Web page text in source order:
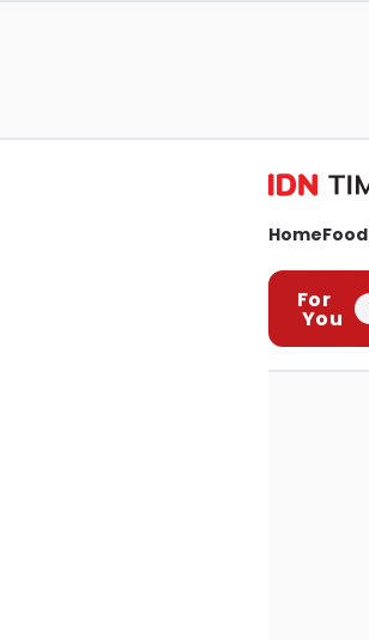
HomeFood
For
You